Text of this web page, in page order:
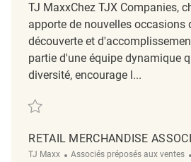
TJ MaxxChez TJX Companies,
apporte de nouvelles occasions
découverte et
partie d'une équipe dynamique
diversité, encourage l...
Sauvegarder Retail Merchandise
RETAIL MERCHANDISE
TJ Maxx Catégorie
Associés préposés aux ventes